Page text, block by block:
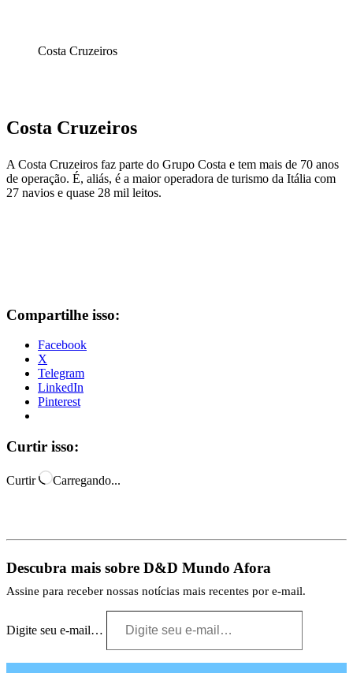
Costa Cruzeiros
Costa Cruzeiros
A Costa Cruzeiros faz parte do Grupo Costa e tem mais de 70 anos
de operação. É, aliás, é a maior operadora de turismo da Itália com
27 navios e quase 28 mil leitos.
Compartilhe isso:
Facebook
X
Telegram
LinkedIn
Pinterest
Curtir isso:
Curtir Carregando...
Descubra mais sobre D&D Mundo Afora
Assine para receber nossas notícias mais recentes por e-mail.
Digite seu e-mail…